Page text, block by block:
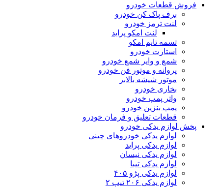
فروش قطعات خودرو
برف پاک کن خودرو
لنت ترمز خودرو
لنت امکو پراید
تسمه تایم امکو
استارت خودرو
شمع و وایر شمع خودرو
پروانه و موتور فن خودرو
موتور شیشه بالابر
بخاری خودرو
واتر پمپ خودرو
پمپ بنزین خودرو
قطعات تعلیق و فرمان خودرو
پخش لوازم یدکی خودرو
لوازم یدکی خودروهای چینی
لوازم یدکی پراید
لوازم یدکی نیسان
لوازم یدکی تیبا
لوازم یدکی پژو ۴۰۵
لوازم یدکی ۲۰۶ تیپ ۲